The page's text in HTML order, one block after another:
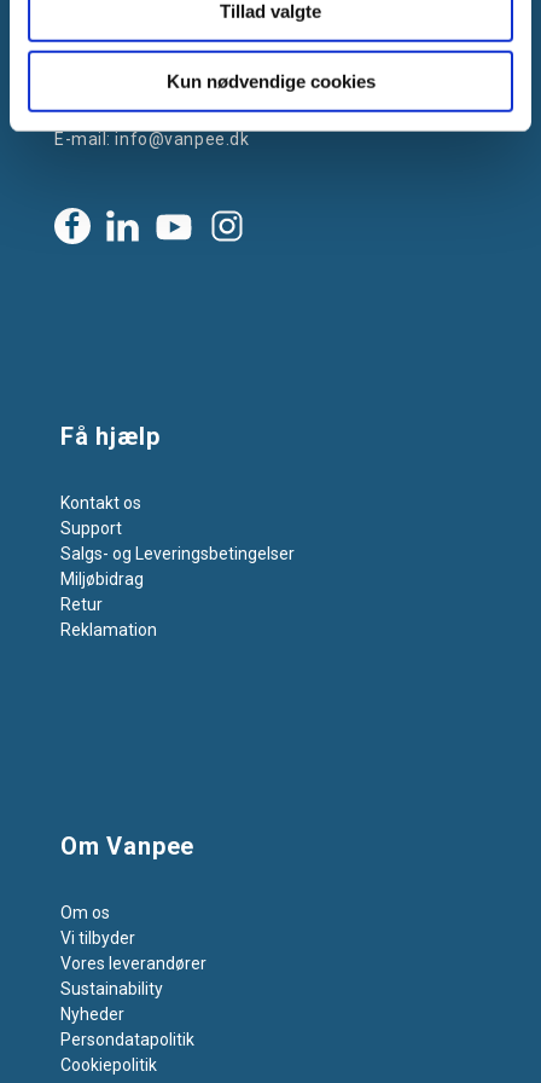
Tillad valgte
Kun nødvendige cookies
2605 Brøndby, Danmark
CVR: DK-25695801
E-mail:info@vanpee.dk
Få hjælp
Kontakt os
Support
Salgs- og Leveringsbetingelser
Miljøbidrag
Retur
Reklamation
Om Vanpee
Om os
Vi tilbyder
Vores leverandører
Sustainability
Nyheder
Persondatapolitik
Cookiepolitik